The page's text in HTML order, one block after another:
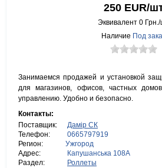
250EUR/
Эквивалент 0Грн./
Наличие Под
Занимаемся продажей и установкой
для магазинов, офисов, частных
управлению. Удобно и безопасно.
Контакты:
Поставщик:
Дамір СК
Телефон:
0665797919
Регион:
Ужгород
Адрес:
Капушанська 108А
Раздел:
Роллеты